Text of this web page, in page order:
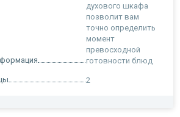
духового шкафа
позволит вам
точно определить
момент
превосходной
готовности блюд
2